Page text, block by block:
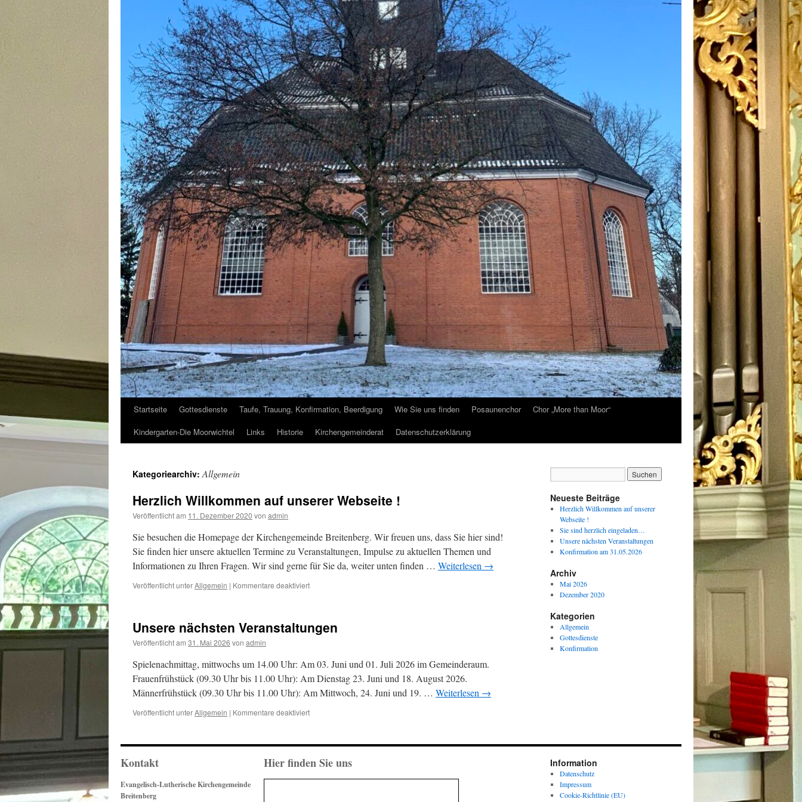
Startseite Gottesdienste Taufe, Trauung, Konfirmation, Beerdigung Wie Sie uns finden Posaunenchor
Chor „More than Moor“
Kindergarten-Die Moorwichtel
Links Historie Kirchengemeinderat Datenschutzerklärung
Kategoriearchiv:Allgemein
Herzlich Willkommen auf unserer Webseite !
Veröffentlicht am 11. Dezember 2020 von admin
Sie besuchen die Homepage der Kirchengemeinde Breitenberg. Wir freuen uns, dass Sie hier sind!
Sie finden hier unsere aktuellen Termine zu Veranstaltungen, Impulse zu aktuellen Themen und
Informationen zu Ihren Fragen. Wir sind gerne für Sie da, weiter unten finden … Weiterlesen →
Veröffentlicht unterAllgemein | Kommentare deaktiviertfür
unserer
Webseite
Unsere nächsten Veranstaltungen
Veröffentlicht am 31. Mai 2026 von admin
Spielenachmittag, mittwochs um 14.00 Uhr: Am 03. Juni und 01. Juli 2026 im Gemeinderaum.
Frauenfrühstück (09.30 Uhr bis 11.00 Uhr): Am Dienstag 23. Juni und 18. August 2026.
Männerfrühstück (09.30 Uhr bis 11.00 Uhr): Am Mittwoch, 24. Juni und 19. … Weiterlesen →
Veröffentlicht unterAllgemein | Kommentare deaktiviertfür
Veranstaltungen
Neueste Beiträge
Herzlich Willkommen auf unserer
Webseite !
Sie sind herzlich eingeladen…
Unsere nächsten Veranstaltungen
Konfirmation am 31.05.2026
Archiv
Mai 2026
Dezember 2020
Kategorien
Allgemein
Gottesdienste
Konfirmation
Kontakt
Evangelisch-Lutherische Kirchengemeinde
Breitenberg
Hier finden Sie uns Information
Datenschutz
Impressum
Cookie-Richtlinie (EU)